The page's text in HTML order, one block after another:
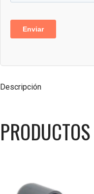
Descripción